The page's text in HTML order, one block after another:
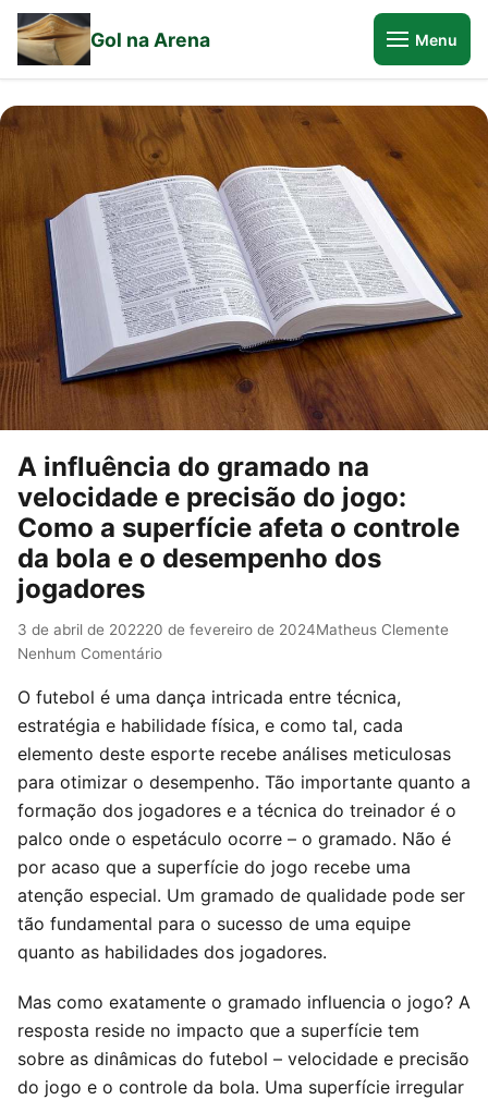
Gol na Arena Menu
A influência do gramado na
velocidade e precisão do jogo:
Como a superfície afeta o controle
da bola e o desempenho dos
jogadores
3 de abril de 202220 de fevereiro de 2024Matheus Clemente
Nenhum Comentário
O futebol é uma dança intricada entre técnica,
estratégia e habilidade física, e como tal, cada
elemento deste esporte recebe análises meticulosas
para otimizar o desempenho. Tão importante quanto a
formação dos jogadores e a técnica do treinador é o
palco onde o espetáculo ocorre – o gramado. Não é
por acaso que a superfície do jogo recebe uma
atenção especial. Um gramado de qualidade pode ser
tão fundamental para o sucesso de uma equipe
quanto as habilidades dos jogadores.
Mas como exatamente o gramado influencia o jogo? A
resposta reside no impacto que a superfície tem
sobre as dinâmicas do futebol – velocidade e precisão
do jogo e o controle da bola. Uma superfície irregular